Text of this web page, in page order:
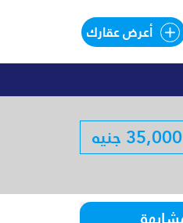
أعرض عقارك
35,000 جنيه